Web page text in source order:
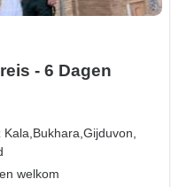
- 6 Dagen
Bukhara,Gijduvon,
welkom